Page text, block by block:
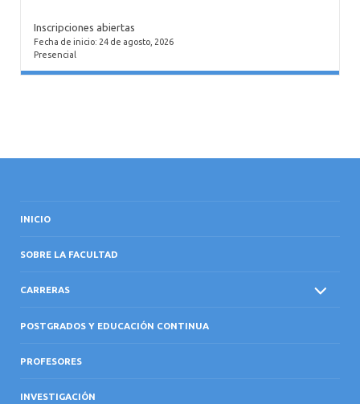
Inscripciones abiertas
Fecha de inicio: 24 de agosto, 2026
Presencial
INICIO
SOBRE LA FACULTAD
CARRERAS
POSTGRADOS Y EDUCACIÓN CONTINUA
PROFESORES
INVESTIGACIÓN